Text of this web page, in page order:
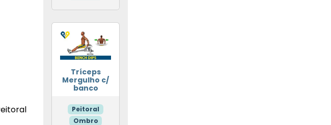
Tríceps
Mergulho c/
banco
Peitoral
Ombro